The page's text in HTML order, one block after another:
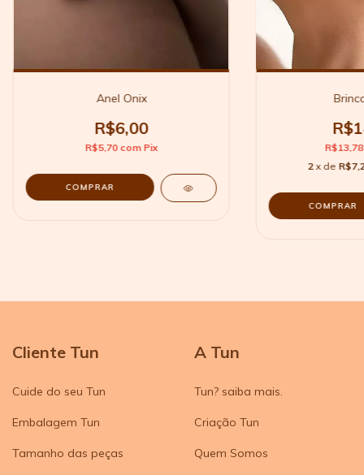
Anel Onix
R$6,00
R$5,70 com Pix
COMPRAR
2 x de
Cliente Tun
Cuide do seu Tun
Embalagem Tun
Tamanho das peças
A Tun
Tun? saiba mais.
Criação Tun
Quem Somos